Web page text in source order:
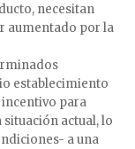
necesitan
aumentado por la
establecimiento
para
actual, lo
a una